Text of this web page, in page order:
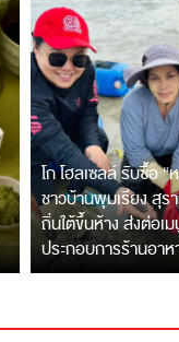
โก โฮลเซลล์ รับซื้อ
ชาวบ้านพุมเรียง สุ
ถิ่นใต้ขึ้นห้าง ส่งต่อเ
ประกอบการร้านอาห